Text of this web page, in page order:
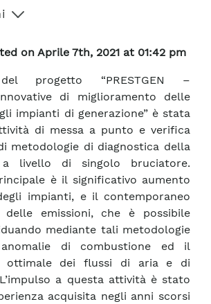
on Aprile 7th, 2021 at 01:42 pm
del progetto “PRESTGEN –
di miglioramento delle
impianti di generazione” è stata
di messa a punto e verifica
metodologie di diagnostica della
a livello di singolo bruciatore.
è il significativo aumento
impianti, e il contemporaneo
delle emissioni, che è possibile
mediante tali metodologie
di combustione ed il
ottimale dei flussi di aria e di
a questa attività è stato
acquisita negli anni scorsi